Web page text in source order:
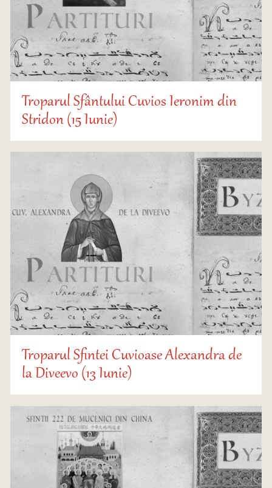
Troparul Sfântului Cuvios Ieronim din
Stridon (15 Iunie)
Troparul Sfintei Cuvioase Alexandra de
la Diveevo (13 Iunie)